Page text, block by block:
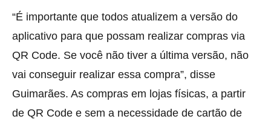
“É importante que todos atualizem a versão do
aplicativo para que possam realizar compras via
QR Code. Se você não tiver a última versão, não
vai conseguir realizar essa compra”, disse
Guimarães. As compras em lojas físicas, a partir
de QR Code e sem a necessidade de cartão de